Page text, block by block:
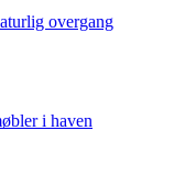
overgang
i haven